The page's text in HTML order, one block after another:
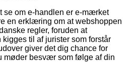
se om e-handlen er e-mærket
en erklæring om at webshoppen
regler, foruden at
til af jurister som forstår
giver det dig chance for
møder besvær som følge af din